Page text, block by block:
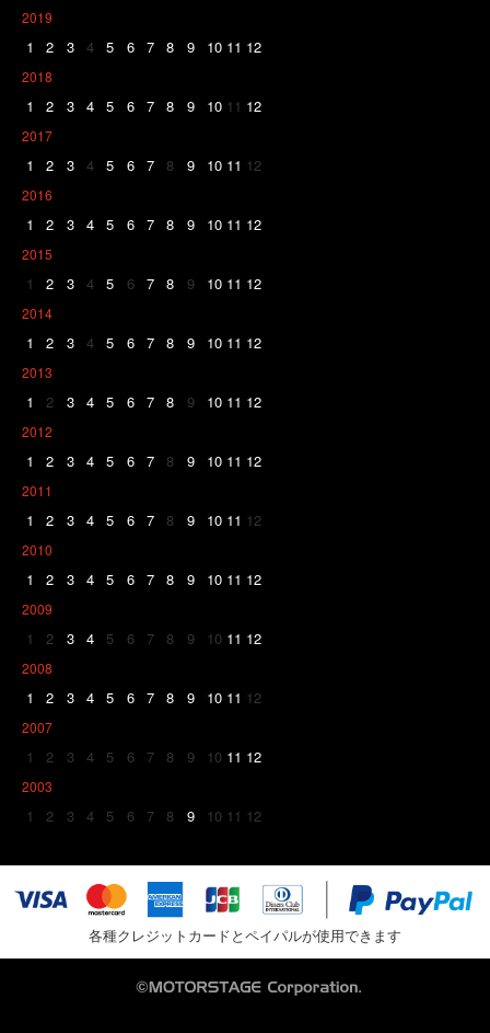
2019
1 2 3 4 5 6 7 8 9 10 11 12
2018
1 2 3 4 5 6 7 8 9 10 11 12
2017
1 2 3 4 5 6 7 8 9 10 11 12
2016
1 2 3 4 5 6 7 8 9 10 11 12
2015
1 2 3 4 5 6 7 8 9 10 11 12
2014
1 2 3 4 5 6 7 8 9 10 11 12
2013
1 2 3 4 5 6 7 8 9 10 11 12
2012
1 2 3 4 5 6 7 8 9 10 11 12
2011
1 2 3 4 5 6 7 8 9 10 11 12
2010
1 2 3 4 5 6 7 8 9 10 11 12
2009
1 2 3 4 5 6 7 8 9 10 11 12
2008
1 2 3 4 5 6 7 8 9 10 11 12
2007
1 2 3 4 5 6 7 8 9 10 11 12
2003
1 2 3 4 5 6 7 8 9 10 11 12
各種クレジットカードとペイパルが使用できます